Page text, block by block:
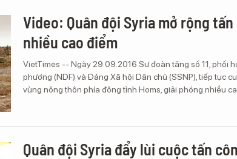
Video: Quân đội Syria mở rộng
nhiều cao điểm
VietTimes -- Ngày 29.09.2016 Sư đoàn tăng số 11, phối
phương (NDF) và Đảng Xã hội Dân chủ (SSNP), tiếp tục
vùng nông thôn phía đông tỉnh Homs, giải phóng nhiều
Quân đội Syria đẩy lùi cuộc tấn